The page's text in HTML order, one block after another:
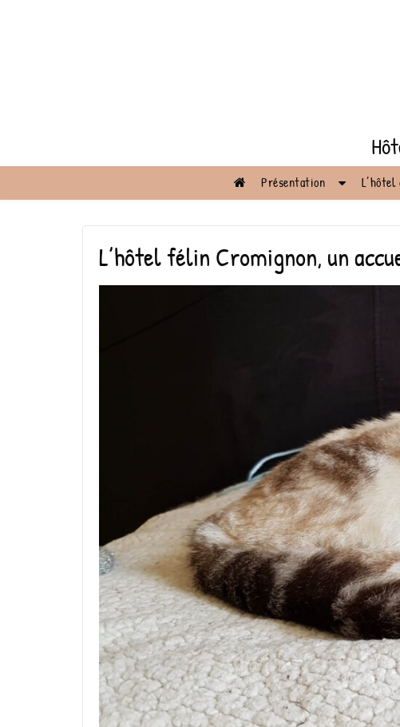
Présentation L’hôtel
L’hôtel félin Cromignon, un